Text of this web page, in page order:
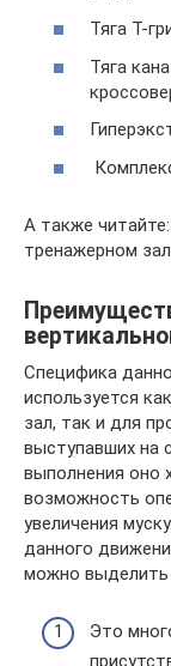
Тяга Т-
Тяга
А также
тренажерном
Специфика
используется
зал, так и для
выступавших на
выполнения оно
возможность
увеличения
данного
можно
Это